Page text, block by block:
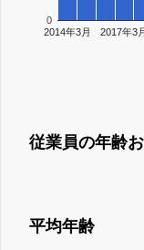
2014年3月 2017年3
0
従業員の年齢
平均年齢